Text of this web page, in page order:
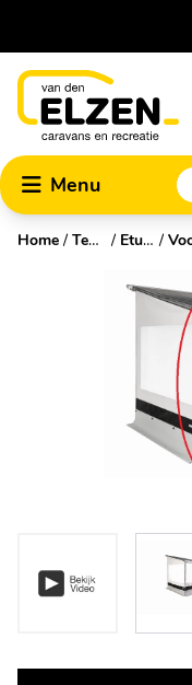
Menu
Home / Tenten & luifels / Etui & cassetteluifels /